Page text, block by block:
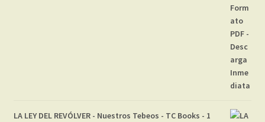
LA LEY DEL REVÓLVER - Nuestros Tebeos - TC Books - 1